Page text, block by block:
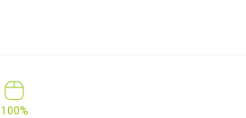
100%